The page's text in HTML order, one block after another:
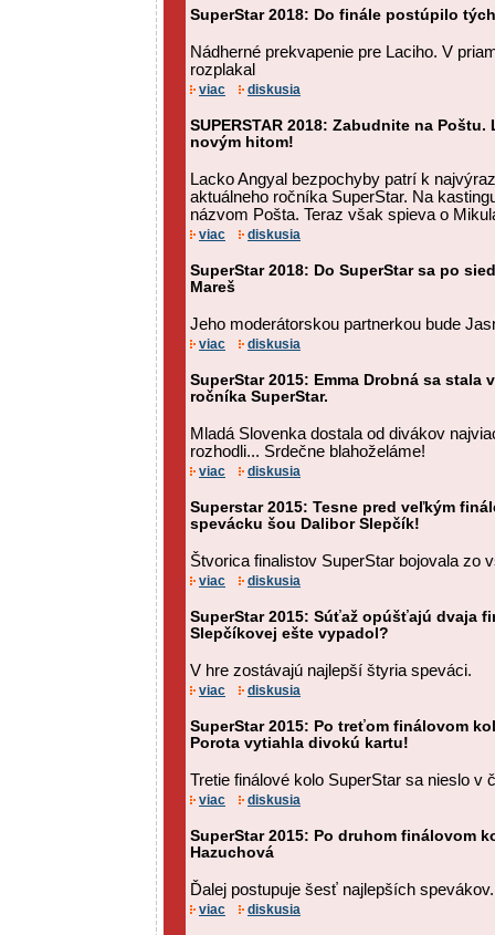
SuperStar 2018: Do finále postúpilo
Nádherné prekvapenie pre Laciho. V
rozplakal
viac diskusia
SUPERSTAR 2018: Zabudnite na
novým hitom!
Lacko Angyal bezpochyby patrí k
aktuálneho ročníka SuperStar. Na
názvom Pošta. Teraz však spieva o
viac diskusia
SuperStar 2018: Do SuperStar sa po
Mareš
Jeho moderátorskou partnerkou bude
viac diskusia
SuperStar 2015: Emma Drobná sa stala
ročníka SuperStar.
Mladá Slovenka dostala od divákov
rozhodli... Srdečne blahoželáme!
viac diskusia
Superstar 2015: Tesne pred veľkým
spevácku šou Dalibor Slepčík!
Štvorica finalistov SuperStar bojovala zo
viac diskusia
SuperStar 2015: Súťaž opúšťajú dvaja
Slepčíkovej ešte vypadol?
V hre zostávajú najlepší štyria speváci.
viac diskusia
SuperStar 2015: Po treťom finálovom
Porota vytiahla divokú kartu!
Tretie finálové kolo SuperStar sa nieslo v
viac diskusia
SuperStar 2015: Po druhom finálovom
Hazuchová
Ďalej postupuje šesť najlepších spevákov.
viac diskusia